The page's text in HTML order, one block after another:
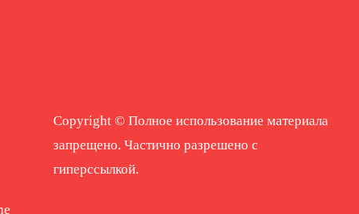
Copyright © Полное использование материала
запрещено. Частично разрешено с
гиперссылкой.